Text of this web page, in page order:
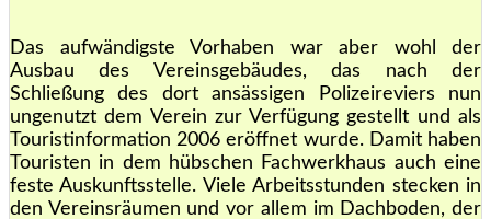
Das aufwändigste Vorhaben war aber wohl der
Ausbau des Vereinsgebäudes, das nach der
Schließung des dort ansässigen Polizeireviers nun
ungenutzt dem Verein zur Verfügung gestellt und als
Touristinformation 2006 eröffnet wurde. Damit haben
Touristen in dem hübschen Fachwerkhaus auch eine
feste Auskunftsstelle. Viele Arbeitsstunden stecken in
den Vereinsräumen und vor allem im Dachboden, der